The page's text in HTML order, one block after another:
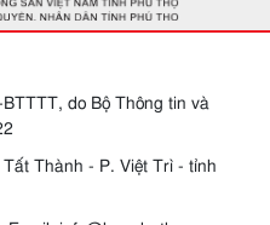
do Bộ Thông tin và
Thành - P. Việt Trì - tỉnh